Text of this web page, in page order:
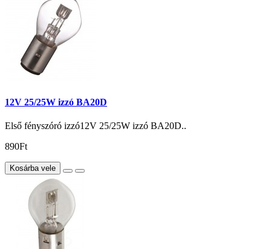
12V 25/25W izzó BA20D
Első fényszóró izzó12V 25/25W izzó BA20D..
890Ft
Kosárba vele